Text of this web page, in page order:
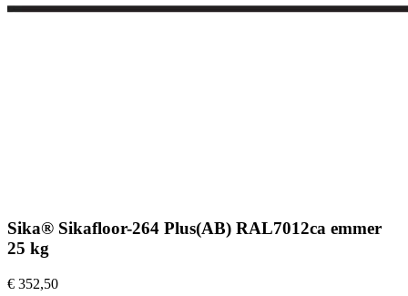
Sika® Sikafloor-264 Plus(AB) RAL7012ca emmer
25 kg
€ 352,50